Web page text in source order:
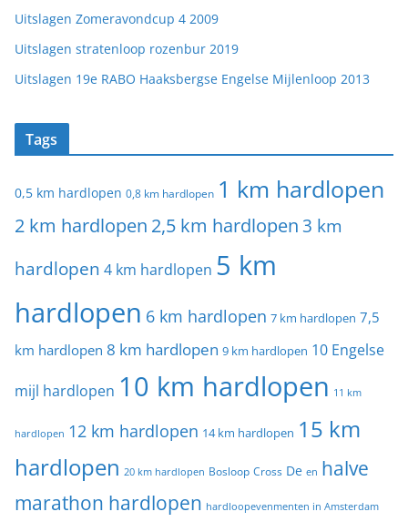
Uitslagen Zomeravondcup 4 2009
Uitslagen stratenloop rozenbur 2019
Uitslagen 19e RABO Haaksbergse Engelse Mijlenloop 2013
Tags
0,5 km hardlopen 0,8 km hardlopen 1 km hardlopen
2 km hardlopen 2,5 km hardlopen 3 km
hardlopen 4 km hardlopen 5 km
hardlopen 6 km hardlopen 7 km hardlopen 7,5
km hardlopen 8 km hardlopen 9 km hardlopen 10 Engelse
mijl hardlopen 10 km hardlopen 11 km
hardlopen 12 km hardlopen 14 km hardlopen 15 km
hardlopen 20 km hardlopen Bosloop Cross De en halve
marathon hardlopen hardloopevenmenten in Amsterdam